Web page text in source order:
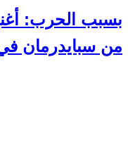
بسبب الحرب:
من سبايدرمان في